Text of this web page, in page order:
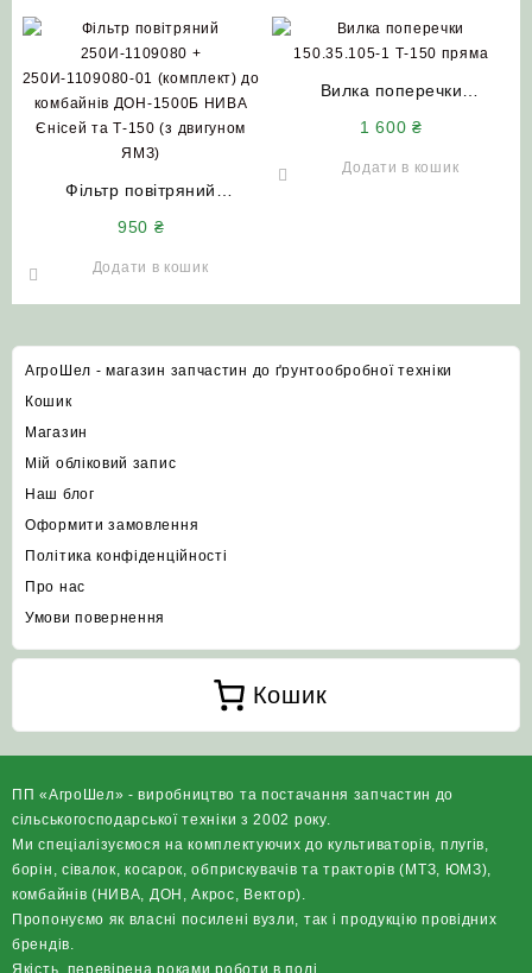
Фільтр повітряний
(комплект) до комбайнів
950 ₴
Додати в кошик
Вилка поперечки
1 600₴
Додати в кошик
АгроШел - магазин запчастин до ґрунтообробної техніки
Кошик
Магазин
Мій обліковий запис
Наш блог
Оформити замовлення
Політика конфіденційності
Про нас
Умови повернення
Кошик
ПП «АгроШел» - виробництво та постачання запчастин до
сільськогосподарської техніки з 2002 року.
Ми спеціалізуємося на комплектуючих до культиваторів, плугів,
борін, сівалок, косарок, обприскувачів та тракторів (МТЗ, ЮМЗ),
комбайнів (НИВА, ДОН, Акрос, Вектор).
Пропонуємо як власні посилені вузли, так і продукцію провідних
брендів.
Якість, перевірена роками роботи в полі.